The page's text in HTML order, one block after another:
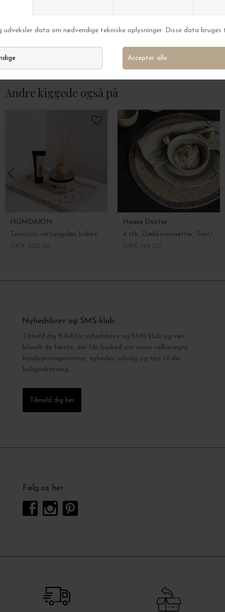
House Doctor
Kniv Brush
DKK 70,00
House Doctor
Gaffel, Brush
Andre kiggede også på
HUMDAKIN
Terrazzo rektangulær bakke
House Doctor
4 stk. Dækkeservietter, Sort/Natur Ø:40
Nyhedsbrev og SMS-klub
Tilmeld dig KAiKUs nyhedsbrev og SMS klub og vær
blandt de første, der får besked om vores velbesøgte
kundearrangementer, nyheder, udsalg og tips til din
boligindretning.
Tilmeld dig her
Følg os her